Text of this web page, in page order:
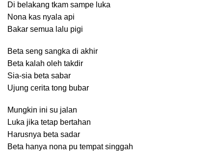
Di belakang tkam sampe luka
Nona kas nyala api
Bakar semua lalu pigi
Beta seng sangka di akhir
Beta kalah oleh takdir
Sia-sia beta sabar
Ujung cerita tong bubar
Mungkin ini su jalan
Luka jika tetap bertahan
Harusnya beta sadar
Beta hanya nona pu tempat singgah